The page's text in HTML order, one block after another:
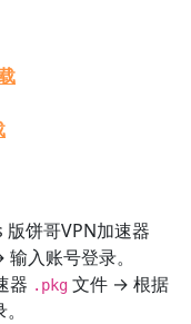
饼哥VPN加速器
入账号登录。
器 .pkg 文件 → 根据